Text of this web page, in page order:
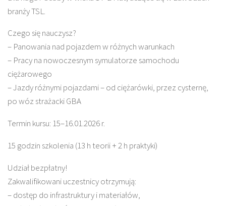
branży TSL.
Czego się nauczysz?
– Panowania nad pojazdem w różnych warunkach
– Pracy na nowoczesnym symulatorze samochodu
ciężarowego
– Jazdy różnymi pojazdami – od ciężarówki, przez cysternę,
po wóz strażacki GBA
Termin kursu: 15–16.01.2026 r.
15 godzin szkolenia (13 h teorii + 2 h praktyki)
Udział bezpłatny!
Zakwalifikowani uczestnicy otrzymują:
– dostęp do infrastruktury i materiałów,